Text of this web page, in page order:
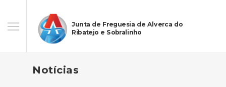
Junta de Freguesia de Alverca do
Ribatejo e Sobralinho
Notícias